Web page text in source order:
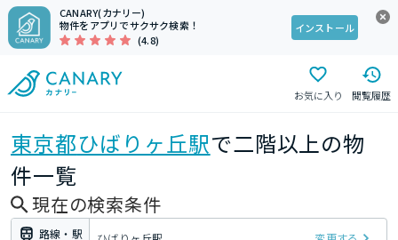
CANARY(カナリー)
物件をアプリでサクサク検索！
(4.8)
インストール
お気に入り 閲覧履歴
東京都ひばりヶ丘駅で二階以上の物
件一覧
現在の検索条件
路線・駅